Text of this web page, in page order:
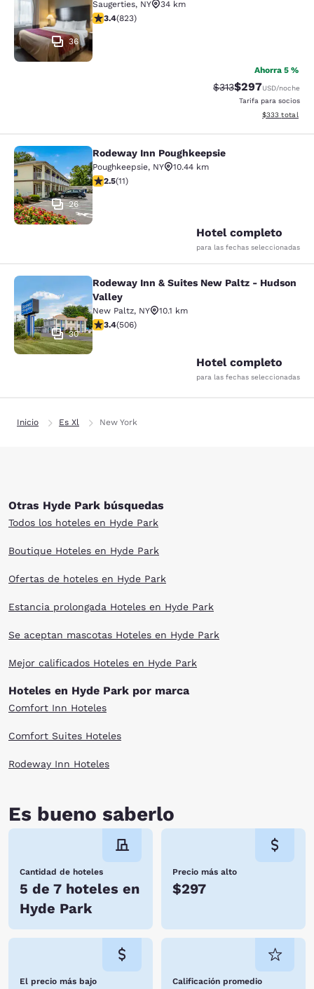
36
Saugerties, NY
34 km
calificación de 3.43 estrellas. Bueno. 823 reseñas
3.4(823)
Ahorra 5 %
Precio tachado:
$313Precio con
$297USD/noche
Tarifa para socios
Ver detalles
$333 total
Rodeway Inn Poughkeepsie
26
Rodeway Inn Poughkeepsie
Poughkeepsie, NY
10.44 km
calificación de 2.45 estrellas. Feria. 11 reseñas
2.5(11)
Hotel completo
para las fechas seleccionadas
Rodeway Inn & Suites New Paltz -
30
Rodeway Inn & Suites New Paltz - Hudson
Valley
New Paltz, NY
10.1 km
calificación de 3.42 estrellas. Bueno. 506 reseñas
3.4(506)
Hotel completo
para las fechas seleccionadas
Inicio Es Xl New York
Otras Hyde Park búsquedas
Todos los hoteles en Hyde Park
Boutique Hoteles en Hyde Park
Ofertas de hoteles en Hyde Park
Estancia prolongada Hoteles en Hyde Park
Se aceptan mascotas Hoteles en Hyde Park
Mejor calificados Hoteles en Hyde Park
Hoteles en Hyde Park por marca
Comfort Inn Hoteles
Comfort Suites Hoteles
Rodeway Inn Hoteles
Es bueno saberlo
Cantidad de hoteles
5 de 7 hoteles en
Hyde Park
Precio más alto
$297
El precio más bajo Calificación promedio